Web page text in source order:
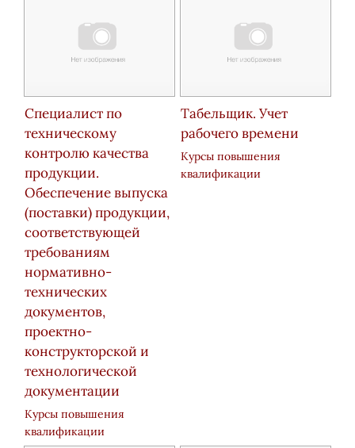
Специалист по
техническому
контролю качества
продукции.
Обеспечение выпуска
(поставки) продукции,
соответствующей
требованиям
нормативно-
технических
документов,
проектно-
конструкторской и
технологической
документации
Курсы повышения
квалификации
Табельщик. Учет
рабочего времени
Курсы повышения
квалификации